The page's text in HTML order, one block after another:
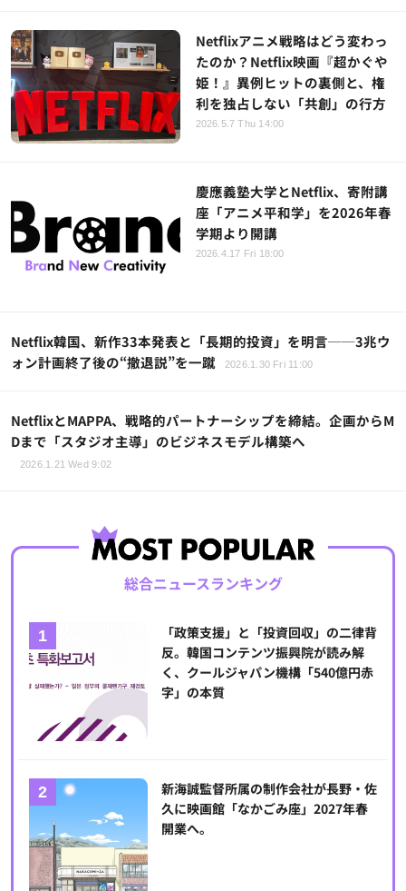
Netflixアニメ戦略はどう変わっ
たのか？Netflix映画『超かぐや
姫！』異例ヒットの裏側と、権
利を独占しない「共創」の行方
2026.5.7 Thu 14:00
慶應義塾大学とNetflix、寄附講
座「アニメ平和学」を2026年春
学期より開講
2026.4.17 Fri 18:00
Netflix韓国、新作33本発表と「長期的投資」を明言──3兆ウ
ォン計画終了後の“撤退説”を一蹴
2026.1.30 Fri 11:00
NetflixとMAPPA、戦略的パートナーシップを締結。企画からM
Dまで「スタジオ主導」のビジネスモデル構築へ
2026.1.21 Wed 9:02
総合ニュースランキング
「政策支援」と「投資回収」の二律背
反。韓国コンテンツ振興院が読み解
く、クールジャパン機構「540億円赤
字」の本質
新海誠監督所属の制作会社が長野・佐
久に映画館「なかごみ座」2027年春
開業へ。